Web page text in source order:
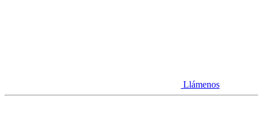
Llámenos